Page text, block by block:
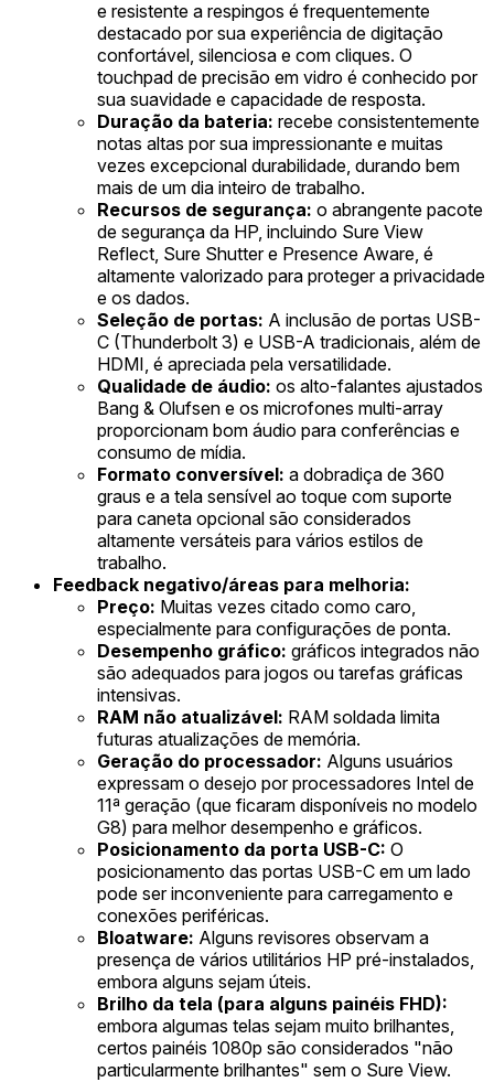
e resistente a respingos é frequentemente
destacado por sua experiência de digitação
confortável, silenciosa e com cliques. O
touchpad de precisão em vidro é conhecido por
sua suavidade e capacidade de resposta.
Duração da bateria: recebe consistentemente
notas altas por sua impressionante e muitas
vezes excepcional durabilidade, durando bem
mais de um dia inteiro de trabalho.
Recursos de segurança: o abrangente pacote
de segurança da HP, incluindo Sure View
Reflect, Sure Shutter e Presence Aware, é
altamente valorizado para proteger a privacidade
e os dados.
Seleção de portas: A inclusão de portas USB-
C (Thunderbolt 3) e USB-A tradicionais, além de
HDMI, é apreciada pela versatilidade.
Qualidade de áudio: os alto-falantes ajustados
Bang & Olufsen e os microfones multi-array
proporcionam bom áudio para conferências e
consumo de mídia.
Formato conversível: a dobradiça de 360
graus e a tela sensível ao toque com suporte
para caneta opcional são considerados
altamente versáteis para vários estilos de
trabalho.
Feedback negativo/áreas para melhoria:
Preço: Muitas vezes citado como caro,
especialmente para configurações de ponta.
Desempenho gráfico: gráficos integrados não
são adequados para jogos ou tarefas gráficas
intensivas.
RAM não atualizável: RAM soldada limita
futuras atualizações de memória.
Geração do processador: Alguns usuários
expressam o desejo por processadores Intel de
11ª geração (que ficaram disponíveis no modelo
G8) para melhor desempenho e gráficos.
Posicionamento da porta USB-C: O
posicionamento das portas USB-C em um lado
pode ser inconveniente para carregamento e
conexões periféricas.
Bloatware: Alguns revisores observam a
presença de vários utilitários HP pré-instalados,
embora alguns sejam úteis.
Brilho da tela (para alguns painéis FHD):
embora algumas telas sejam muito brilhantes,
certos painéis 1080p são considerados "não
particularmente brilhantes" sem o Sure View.